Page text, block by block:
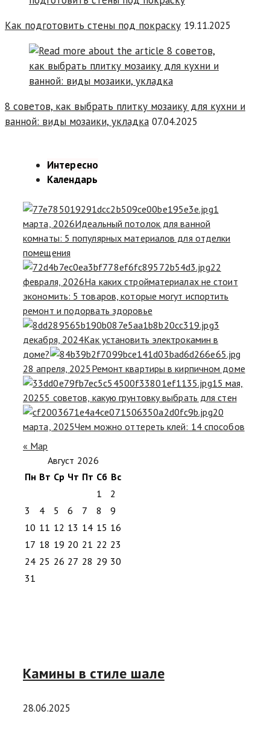
Как подготовить стены под покраску 19.11.2025
8 советов, как выбрать плитку мозаику для кухни и
ванной: виды мозаики, укладка 07.04.2025
Интересно
Календарь
1
марта, 2026Идеальный потолок для ванной
комнаты: 5 популярных материалов для отделки
помещения
22
февраля, 2026На каких стройматериалах не стоит
экономить: 5 товаров, которые могут испортить
ремонт и подорвать здоровье
3
декабря, 2024Как установить электрокамин в
доме?
28 апреля, 2025 Ремонт квартиры в кирпичном доме
15 мая,
20255 советов, какую грунтовку выбрать для стен
20
марта, 2025Чем можно оттереть клей: 14 способов
« Мар
Август 2026
Пн Вт Ср Чт Пт Сб Вс
1
2
3
4 5 6 7 8
9
10 11 12 13 14 15 16
17 18 19 20 21 22 23
24 25 26 27 28 29 30
31
Камины в стиле шале
28.06.2025